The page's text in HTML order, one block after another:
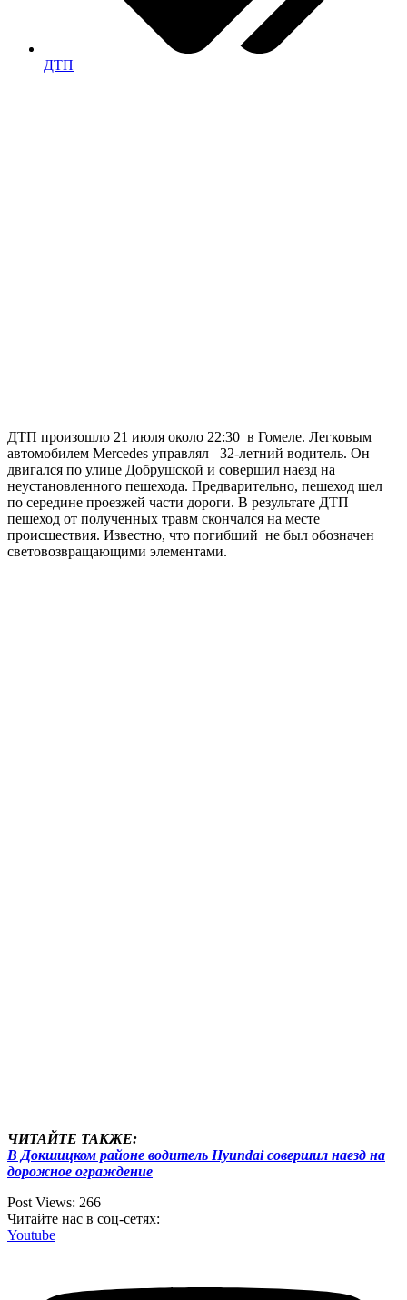
ДТП
ДТП произошло 21 июля около 22:30 в Гомеле. Легковым
автомобилем Mercedes управлял 32-летний водитель. Он
двигался по улице Добрушской и совершил наезд на
неустановленного пешехода. Предварительно, пешеход шел
по середине проезжей части дороги. В результате ДТП
пешеход от полученных травм скончался на месте
происшествия. Известно, что погибший не был обозначен
световозвращающими элементами.
ЧИТАЙТЕ ТАКЖЕ:
В Докшицком районе водитель Hyundai совершил наезд на
дорожное ограждение
Post Views: 266
Читайте нас в соц-сетях:
Youtube